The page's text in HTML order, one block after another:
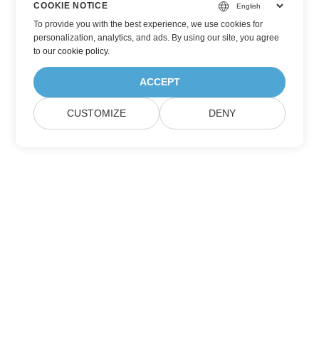
COOKIE NOTICE
To provide you with the best experience, we use cookies for
personalization, analytics, and ads. By using our site, you agree
toour cookie policy.
ACCEPT
CUSTOMIZE DENY